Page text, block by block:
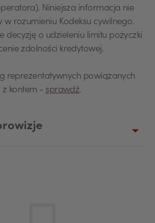
Niniejsza informacja nie
w rozumieniu Kodeksu cywilnego.
decyzję o udzieleniu limitu pożyczki
zdolności kredytowej.
reprezentatywnych powiązanych
z kontem - sprawdź.